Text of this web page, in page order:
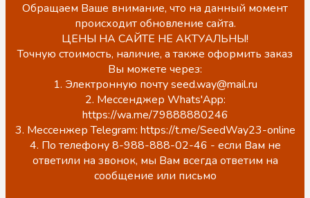
Обращаем Ваше внимание, что на данный момент
происходит обновление сайта.
ЦЕНЫ НА САЙТЕ НЕ АКТУАЛЬНЫ!
Точную стоимость, наличие, а также оформить заказ
Вы можете через:
1. Электронную почту seed.way@mail.ru
2. Мессенджер Whats'App:
https://wa.me/79888880246
3. Мессенжер Telegram: https://t.me/SeedWay23-online
4. По телефону 8-988-888-02-46 - если Вам не
ответили на звонок, мы Вам всегда ответим на
сообщение или письмо